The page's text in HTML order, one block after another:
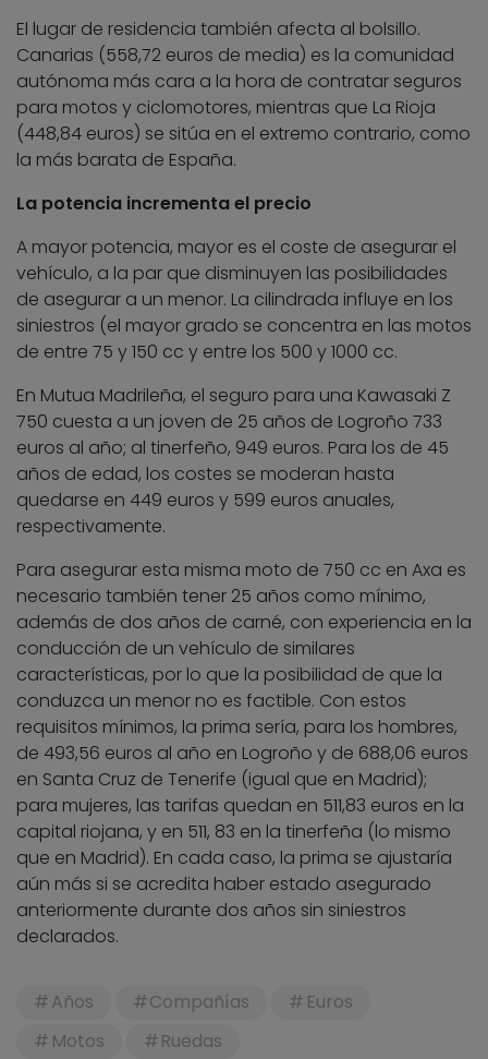
El lugar de residencia también afecta al bolsillo.
Canarias (558,72 euros de media) es la comunidad
autónoma más cara a la hora de contratar seguros
para motos y ciclomotores, mientras que La Rioja
(448,84 euros) se sitúa en el extremo contrario, como
la más barata de España.
La potencia incrementa el precio
A mayor potencia, mayor es el coste de asegurar el
vehículo, a la par que disminuyen las posibilidades
de asegurar a un menor. La cilindrada influye en los
siniestros (el mayor grado se concentra en las motos
de entre 75 y 150 cc y entre los 500 y 1000 cc.
En Mutua Madrileña, el seguro para una Kawasaki Z
750 cuesta a un joven de 25 años de Logroño 733
euros al año; al tinerfeño, 949 euros. Para los de 45
años de edad, los costes se moderan hasta
quedarse en 449 euros y 599 euros anuales,
respectivamente.
Para asegurar esta misma moto de 750 cc en Axa es
necesario también tener 25 años como mínimo,
además de dos años de carné, con experiencia en la
conducción de un vehículo de similares
características, por lo que la posibilidad de que la
conduzca un menor no es factible. Con estos
requisitos mínimos, la prima sería, para los hombres,
de 493,56 euros al año en Logroño y de 688,06 euros
en Santa Cruz de Tenerife (igual que en Madrid);
para mujeres, las tarifas quedan en 511,83 euros en la
capital riojana, y en 511, 83 en la tinerfeña (lo mismo
que en Madrid). En cada caso, la prima se ajustaría
aún más si se acredita haber estado asegurado
anteriormente durante dos años sin siniestros
declarados.
Años Compañías
Euros
Motos
Ruedas